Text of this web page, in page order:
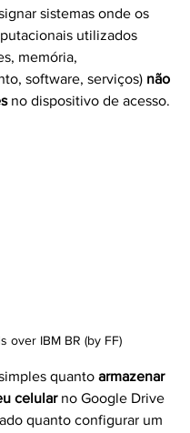
sistemas onde os
utilizados
memória,
software, serviços) não
no dispositivo de acesso.
over IBM BR (by FF)
quanto armazenar
celular no Google Drive
quanto configurar um